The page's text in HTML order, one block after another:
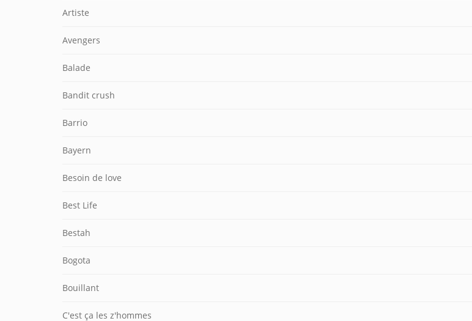
Artiste
Avengers
Balade
Bandit crush
Barrio
Bayern
Besoin de love
Best Life
Bestah
Bogota
Bouillant
C'est ça les z'hommes